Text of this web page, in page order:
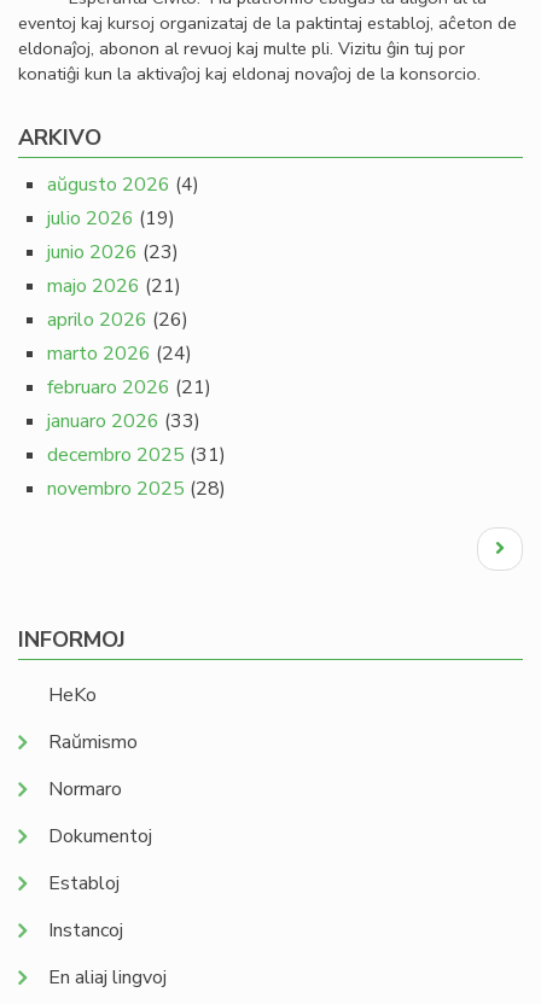
eventoj kaj kursoj organizataj de la paktintaj establoj, aĉeton de
eldonaĵoj, abonon al revuoj kaj multe pli. Vizitu ĝin tuj por
konatiĝi kun la aktivaĵoj kaj eldonaj novaĵoj de la konsorcio.
ARKIVO
aŭgusto 2026 (4)
julio 2026 (19)
junio 2026 (23)
majo 2026 (21)
aprilo 2026 (26)
marto 2026 (24)
februaro 2026 (21)
januaro 2026 (33)
decembro 2025 (31)
novembro 2025 (28)
Next
page
INFORMOJ
HeKo
Raŭmismo
Normaro
Dokumentoj
Establoj
Instancoj
En aliaj lingvoj